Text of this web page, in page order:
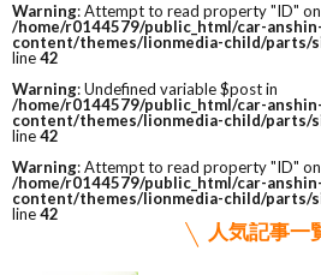
Warning: Attempt to read property "ID" on
/home/r0144579/public_html/car-
content/themes/lionmedia-child/parts/
line42
Warning: Undefined variable $post in
/home/r0144579/public_html/car-
content/themes/lionmedia-child/parts/
line42
Warning: Attempt to read property "ID" on
/home/r0144579/public_html/car-
content/themes/lionmedia-child/parts/
line42
人気記事一